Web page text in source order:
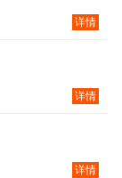
详情
详情
详情